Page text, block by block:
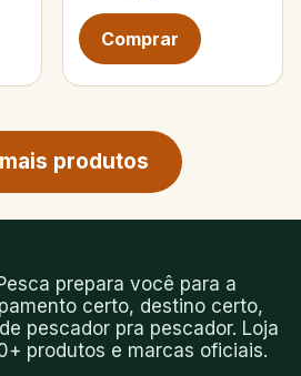
produtos
prepara você para a
certo, destino certo,
pescador pra pescador. Loja
produtos e marcas oficiais.